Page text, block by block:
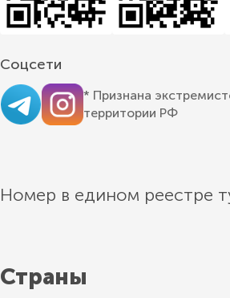
Соцсети
* Признана
территории РФ
Номер в едином реестре
Страны